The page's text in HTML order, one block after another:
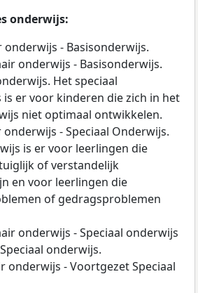
onderwijs:
onderwijs - Basisonderwijs.
onderwijs - Basisonderwijs.
Het speciaal
er voor kinderen die zich in het
niet optimaal ontwikkelen.
onderwijs - Speciaal Onderwijs.
is er voor leerlingen die
of verstandelijk
en voor leerlingen die
of gedragsproblemen
onderwijs - Speciaal onderwijs
onderwijs.
onderwijs - Voortgezet Speciaal